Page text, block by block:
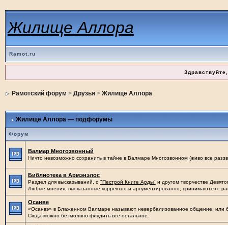
Жилище Аллора
Ramot.ru
Рамотский форум > Друзья> Жилище Аллора
Жилище Аллора — подфорумы
Форум
Валмар Многозвонный
Ничто невозможно сохранить в тайне в Валмаре Многозвонном (живо все
Библиотека в Армэнэлос
Раздел для высказываний, о "Пестрой Книге Арды" и другом творчестве
Любые мнения, высказанные корректно и аргументированно, принимаются с
Осанве
«Осанвэ» в Блаженном Валмаре называют невербализованное общение, или
Сюда можно безмолвно флудить все остальное.